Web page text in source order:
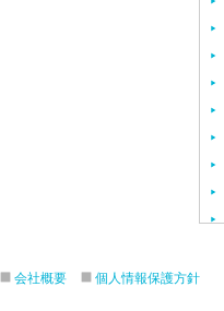
会社概要 個人情報保護方針